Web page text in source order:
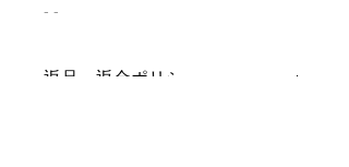
- -
返品・返金ポリシー